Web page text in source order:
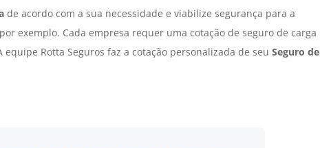
de acordo com a sua necessidade e viabilize segurança para a
exemplo. Cada empresa requer uma cotação de seguro de carga
Rotta Seguros faz a cotação personalizada de seu Seguro de